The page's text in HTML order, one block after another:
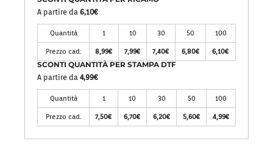
A partire da 6,10€
Quantità 1 10 30 50 100
Prezzo cad. 8,99€ 7,99€ 7,40€ 6,80€ 6,10€
SCONTI QUANTITÀ PER STAMPA DTF
A partire da 4,99€
Quantità 1 10 30 50 100
Prezzo cad. 7,50€ 6,70€ 6,20€ 5,60€ 4,99€